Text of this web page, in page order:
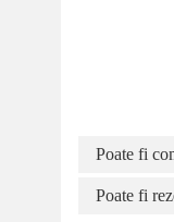
Poate fi
Poate fi